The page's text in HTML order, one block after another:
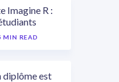
Imagine R :
MIN READ
diplôme est